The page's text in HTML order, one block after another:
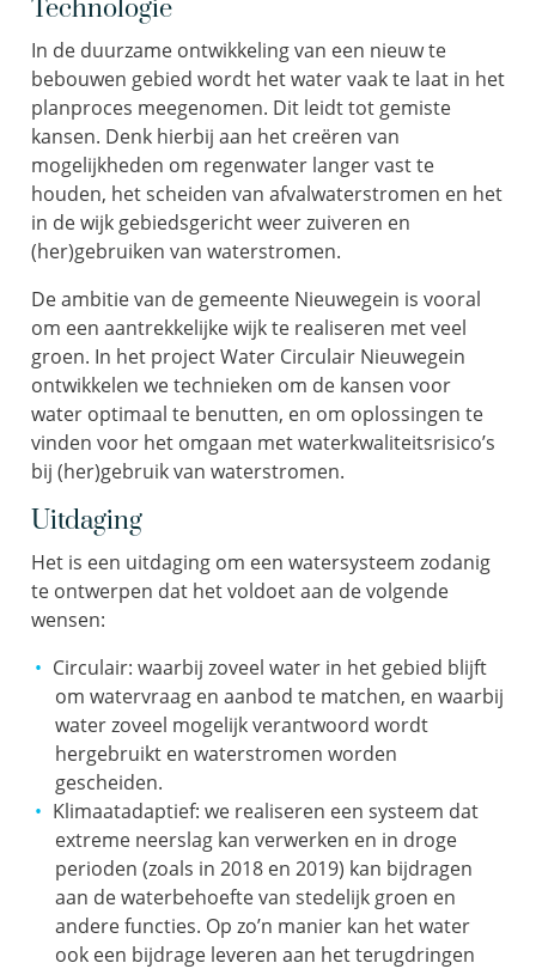
Technologie
In de duurzame ontwikkeling van een nieuw te
bebouwen gebied wordt het water vaak te laat in het
planproces meegenomen. Dit leidt tot gemiste
kansen. Denk hierbij aan het creëren van
mogelijkheden om regenwater langer vast te
houden, het scheiden van afvalwaterstromen en het
in de wijk gebiedsgericht weer zuiveren en
(her)gebruiken van waterstromen.
De ambitie van de gemeente Nieuwegein is vooral
om een aantrekkelijke wijk te realiseren met veel
groen. In het project Water Circulair Nieuwegein
ontwikkelen we technieken om de kansen voor
water optimaal te benutten, en om oplossingen te
vinden voor het omgaan met waterkwaliteitsrisico’s
bij (her)gebruik van waterstromen.
Uitdaging
Het is een uitdaging om een watersysteem zodanig
te ontwerpen dat het voldoet aan de volgende
wensen:
Circulair: waarbij zoveel water in het gebied blijft
om watervraag en aanbod te matchen, en waarbij
water zoveel mogelijk verantwoord wordt
hergebruikt en waterstromen worden
gescheiden.
Klimaatadaptief: we realiseren een systeem dat
extreme neerslag kan verwerken en in droge
perioden (zoals in 2018 en 2019) kan bijdragen
aan de waterbehoefte van stedelijk groen en
andere functies. Op zo’n manier kan het water
ook een bijdrage leveren aan het terugdringen